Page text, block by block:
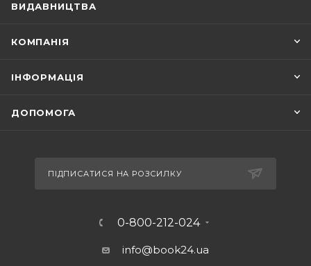
ВИДАВНИЦТВА
КОМПАНІЯ
ІНФОРМАЦІЯ
ДОПОМОГА
ПІДПИСАТИСЯ НА РОЗСИЛКУ
0-800-212-024
info@book24.ua